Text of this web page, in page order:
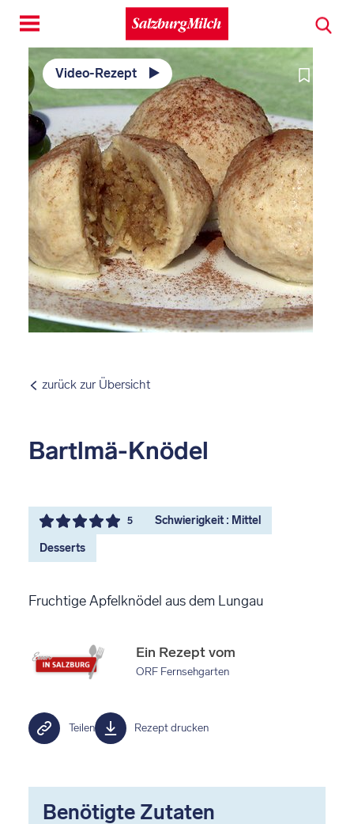
Toggle
navigation
Video-Rezept
zurück zur Übersicht
Bartlmä-Knödel
5 Schwierigkeit : Mittel
Desserts
Fruchtige Apfelknödel aus dem Lungau
Ein Rezept vom
ORF Fernsehgarten
Teilen Rezept drucken
Benötigte Zutaten